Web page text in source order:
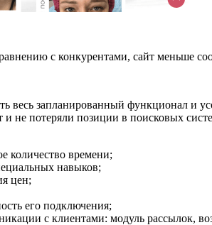
с конкурентами, сайт меньше
весь запланированный функционал и
не потеряли позиции в поисковых
количество времени;
навыков;
цен;
его подключения;
с клиентами: модуль рассылок,